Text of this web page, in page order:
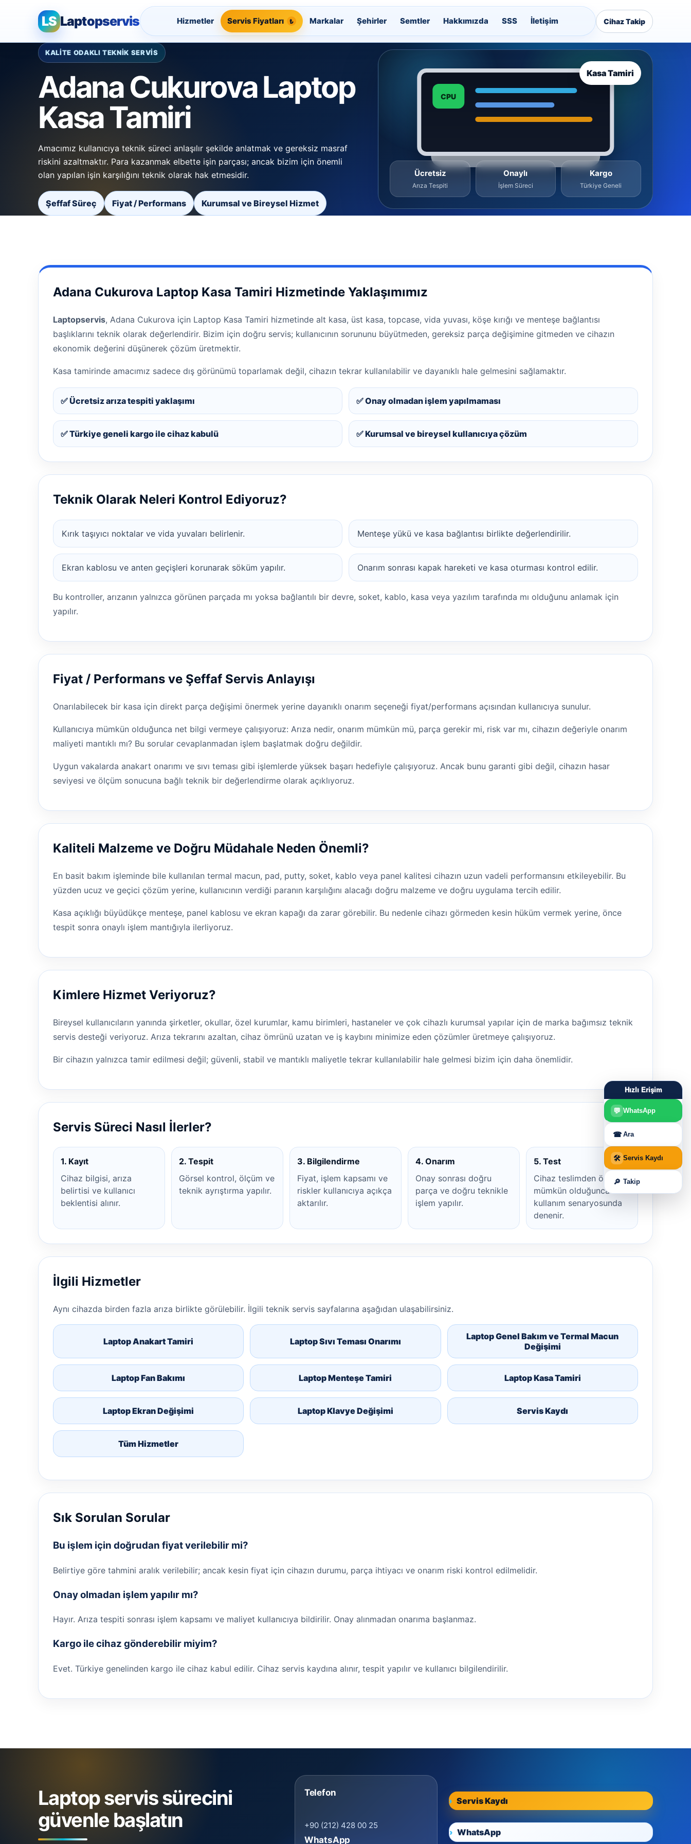
LS Laptopservis Hizmetler Servis Fiyatları Markalar Şehirler Semtler Hakkımızda SSS İletişim Cihaz Takip
KALİTE ODAKLI TEKNİK SERVİS
Adana Cukurova Laptop
Kasa Tamiri
Amacımız kullanıcıya teknik süreci anlaşılır şekilde anlatmak ve gereksiz masraf
riskini azaltmaktır. Para kazanmak elbette işin parçası; ancak bizim için önemli
olan yapılan işin karşılığını teknik olarak hak etmesidir.
Şeffaf Süreç Fiyat / Performans Kurumsal ve Bireysel Hizmet
CPU
Kasa Tamiri
Ücretsiz
Arıza Tespiti
Onaylı
İşlem Süreci
Kargo
Türkiye Geneli
Adana Cukurova Laptop Kasa Tamiri Hizmetinde Yaklaşımımız
Laptopservis, Adana Cukurova için Laptop Kasa Tamiri hizmetinde alt kasa, üst kasa, topcase, vida yuvası, köşe kırığı ve menteşe bağlantısı
başlıklarını teknik olarak değerlendirir. Bizim için doğru servis; kullanıcının sorununu büyütmeden, gereksiz parça değişimine gitmeden ve cihazın
ekonomik değerini düşünerek çözüm üretmektir.
Kasa tamirinde amacımız sadece dış görünümü toparlamak değil, cihazın tekrar kullanılabilir ve dayanıklı hale gelmesini sağlamaktır.
✅ Ücretsiz arıza tespiti yaklaşımı ✅ Onay olmadan işlem yapılmaması
✅ Türkiye geneli kargo ile cihaz kabulü ✅ Kurumsal ve bireysel kullanıcıya çözüm
Teknik Olarak Neleri Kontrol Ediyoruz?
Kırık taşıyıcı noktalar ve vida yuvaları belirlenir. Menteşe yükü ve kasa bağlantısı birlikte değerlendirilir.
Ekran kablosu ve anten geçişleri korunarak söküm yapılır. Onarım sonrası kapak hareketi ve kasa oturması kontrol edilir.
Bu kontroller, arızanın yalnızca görünen parçada mı yoksa bağlantılı bir devre, soket, kablo, kasa veya yazılım tarafında mı olduğunu anlamak için
yapılır.
Fiyat / Performans ve Şeffaf Servis Anlayışı
Onarılabilecek bir kasa için direkt parça değişimi önermek yerine dayanıklı onarım seçeneği fiyat/performans açısından kullanıcıya sunulur.
Kullanıcıya mümkün olduğunca net bilgi vermeye çalışıyoruz: Arıza nedir, onarım mümkün mü, parça gerekir mi, risk var mı, cihazın değeriyle onarım
maliyeti mantıklı mı? Bu sorular cevaplanmadan işlem başlatmak doğru değildir.
Uygun vakalarda anakart onarımı ve sıvı teması gibi işlemlerde yüksek başarı hedefiyle çalışıyoruz. Ancak bunu garanti gibi değil, cihazın hasar
seviyesi ve ölçüm sonucuna bağlı teknik bir değerlendirme olarak açıklıyoruz.
Kaliteli Malzeme ve Doğru Müdahale Neden Önemli?
En basit bakım işleminde bile kullanılan termal macun, pad, putty, soket, kablo veya panel kalitesi cihazın uzun vadeli performansını etkileyebilir. Bu
yüzden ucuz ve geçici çözüm yerine, kullanıcının verdiği paranın karşılığını alacağı doğru malzeme ve doğru uygulama tercih edilir.
Kasa açıklığı büyüdükçe menteşe, panel kablosu ve ekran kapağı da zarar görebilir. Bu nedenle cihazı görmeden kesin hüküm vermek yerine, önce
tespit sonra onaylı işlem mantığıyla ilerliyoruz.
Kimlere Hizmet Veriyoruz?
Bireysel kullanıcıların yanında şirketler, okullar, özel kurumlar, kamu birimleri, hastaneler ve çok cihazlı kurumsal yapılar için de marka bağımsız teknik
servis desteği veriyoruz. Arıza tekrarını azaltan, cihaz ömrünü uzatan ve iş kaybını minimize eden çözümler üretmeye çalışıyoruz.
Bir cihazın yalnızca tamir edilmesi değil; güvenli, stabil ve mantıklı maliyetle tekrar kullanılabilir hale gelmesi bizim için daha önemlidir.
Servis Süreci Nasıl İlerler?
1. Kayıt
Cihaz bilgisi, arıza
belirtisi ve kullanıcı
beklentisi alınır.
2. Tespit
Görsel kontrol, ölçüm ve
teknik ayrıştırma yapılır.
3. Bilgilendirme
Fiyat, işlem kapsamı ve
riskler kullanıcıya açıkça
aktarılır.
4. Onarım
Onay sonrası doğru
parça ve doğru teknikle
işlem yapılır.
5. Test
Cihaz teslimden önce
mümkün olduğunca
kullanım senaryosunda
denenir.
İlgili Hizmetler
Aynı cihazda birden fazla arıza birlikte görülebilir. İlgili teknik servis sayfalarına aşağıdan ulaşabilirsiniz.
Laptop Anakart Tamiri Laptop Sıvı Teması Onarımı
Laptop Genel Bakım ve Termal Macun
Değişimi
Laptop Fan Bakımı Laptop Menteşe Tamiri Laptop Kasa Tamiri
Laptop Ekran Değişimi Laptop Klavye Değişimi Servis Kaydı
Tüm Hizmetler
Sık Sorulan Sorular
Bu işlem için doğrudan fiyat verilebilir mi?
Belirtiye göre tahmini aralık verilebilir; ancak kesin fiyat için cihazın durumu, parça ihtiyacı ve onarım riski kontrol edilmelidir.
Onay olmadan işlem yapılır mı?
Hayır. Arıza tespiti sonrası işlem kapsamı ve maliyet kullanıcıya bildirilir. Onay alınmadan onarıma başlanmaz.
Kargo ile cihaz gönderebilir miyim?
Evet. Türkiye genelinden kargo ile cihaz kabul edilir. Cihaz servis kaydına alınır, tespit yapılır ve kullanıcı bilgilendirilir.
Laptop servis sürecini
güvenle başlatın
Telefon
+90 (212) 428 00 25
WhatsApp
Servis Kaydı
WhatsApp
Hızlı Erişim
💬 WhatsApp
☎ Ara
🛠 Servis Kaydı
🔎 Takip